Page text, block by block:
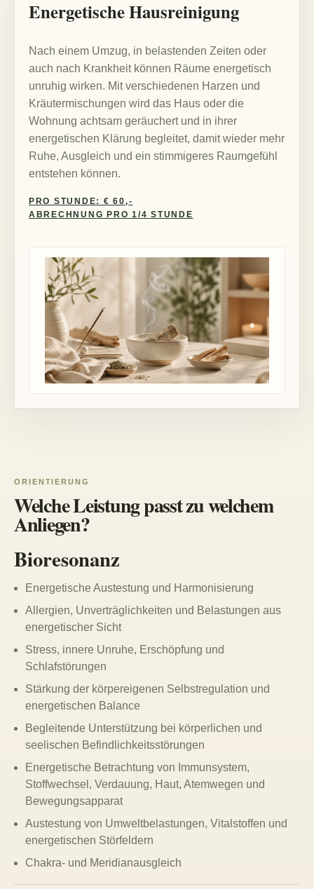
Energetische Hausreinigung
Nach einem Umzug, in belastenden Zeiten oder
auch nach Krankheit können Räume energetisch
unruhig wirken. Mit verschiedenen Harzen und
Kräutermischungen wird das Haus oder die
Wohnung achtsam geräuchert und in ihrer
energetischen Klärung begleitet, damit wieder mehr
Ruhe, Ausgleich und ein stimmigeres Raumgefühl
entstehen können.
PRO STUNDE: € 60,-
ABRECHNUNG PRO 1/4 STUNDE
ORIENTIERUNG
Welche Leistung passt zu welchem
Anliegen?
Bioresonanz
Energetische Austestung und Harmonisierung
Allergien, Unverträglichkeiten und Belastungen aus
energetischer Sicht
Stress, innere Unruhe, Erschöpfung und
Schlafstörungen
Stärkung der körpereigenen Selbstregulation und
energetischen Balance
Begleitende Unterstützung bei körperlichen und
seelischen Befindlichkeitsstörungen
Energetische Betrachtung von Immunsystem,
Stoffwechsel, Verdauung, Haut, Atemwegen und
Bewegungsapparat
Austestung von Umweltbelastungen, Vitalstoffen und
energetischen Störfeldern
Chakra- und Meridianausgleich